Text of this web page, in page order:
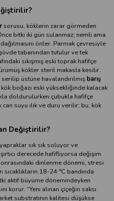
sorusu, köklerin zarar görmeden
bitki iki gün sulanmaz; nemli ama
önler. Parmak çevresiyle
tabanından tutulur ve tek
sıkışmış eski toprak hafifçe
kökler steril makasla kesilir.
serilip üstüne havalandırılmış barış
kök boğazı eski yüksekliğinde kalacak
doldurulurken çubukla hafifçe
suyu ılık ve duru verilir; bu, kök
Değiştirilir?
sık sık soluyor ve
derecede hafifliyorsa değişim
dinlenme dönemi, stresi
18-24 °C bandında
aktif büyüme dönemindeyken
korur. “Yeni alınan çiçeğin saksı
substratının kalitesi düşükse